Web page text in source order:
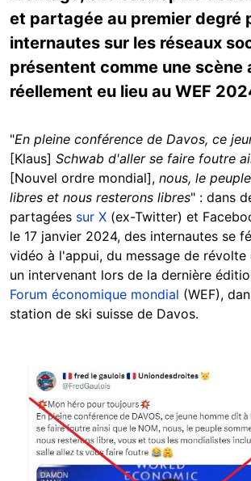
et partagée au premier degré
internautes sur les réseaux
présentent comme une scène
réellement eu lieu au WEF
"En pleine conférence de Davos, ce
[Klaus] Schwab d'aller se faire foutre
[Nouvel ordre mondial], nous, le
libres et nous resterons libres" : dans
partagées sur X (ex-Twitter) et
le 17 janvier 2024, des internautes se
vidéo à l'appui, du message de révolte
un intervenant lors de la dernière
Forum économique mondial (WEF),
station de ski suisse de Davos.
Image